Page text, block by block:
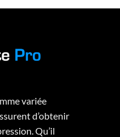
variée
d’obtenir
Qu’il